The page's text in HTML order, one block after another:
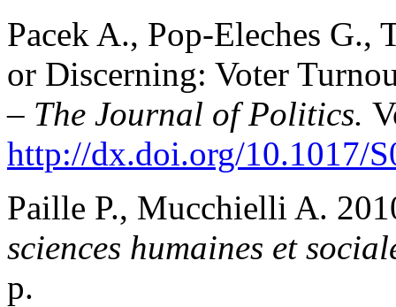
Pacek A., Pop-Eleches G.,
or Discerning: Voter
– The Journal of Politics.
http://dx.doi.org/10.1017/
Paille P., Mucchielli A.
sciences humaines et
p.